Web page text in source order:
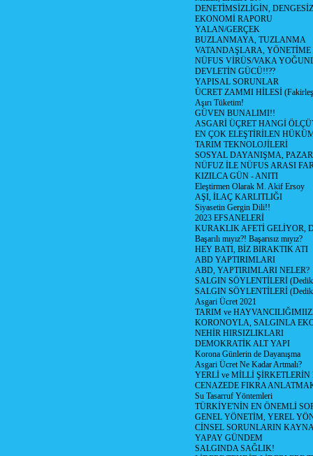
DENETİMSİZLİGİN,
EKONOMİ RAPORU
YALAN/GERÇEK
BUZLANMAYA, TUZLANMA
VATANDAŞLARA,
NÜFUS VİRÜS/VAKA
DEVLETİN GÜCÜ!!??
YAPISAL SORUNLAR
ÜCRET ZAMMI HİLESİ
Aşırı Tüketim!
GÜVEN BUNALIMI!!
ASGARİ ÜÇRET HANGİ
EN ÇOK ELEŞTİRİLEN
TARIM TEKNOLOJİLERİ
SOSYAL DAYANIŞMA,
NÜFUZ İLE NÜFUS ARASI
KIZILCA GÜN - ANITI
Eleştirmen Olarak M. Akif Ersoy
AŞI, İLAÇ KARLITLIĞI
Siyasetin Gergin Dili!!
2023 EFSANELERİ
KURAKLIK AFETİ GELİYOR,
Başarılı mıyız?! Başarısız mıyız?
HEY BATI, BİZ BIRAKTIK ATI
ABD YAPTIRIMLARI
ABD, YAPTIRIMLARI NELER?
SALGIN SÖYLENTİLERİ
SALGIN SÖYLENTİLERİ
Asgari Ücret 2021
TARIM ve
KORONOYLA, SALGINLA
NEHİR HIRSIZLIKLARI
DEMOKRATİK ALT YAPI
Korona Günlerin de Dayanışma
Asgari Ücret Ne Kadar Artmalı?
YERLİ ve MİLLİ
CENAZEDE FIKRA
Su Tasarruf Yöntemleri
TÜRKİYE'NİN EN ÖNEMLİ
GENEL YÖNETİM, YEREL
CİNSEL SORUNLARIN
YAPAY GÜNDEM
SALGINDA SAĞLIK!